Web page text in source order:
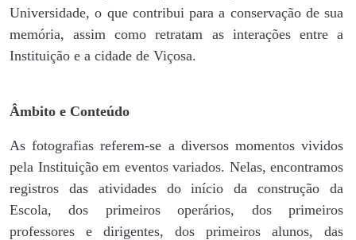
Universidade, o que contribui para a conservação de sua
memória, assim como retratam as interações entre a
Instituição e a cidade de Viçosa.
Âmbito e Conteúdo
As fotografias referem-se a diversos momentos vividos
pela Instituição em eventos variados. Nelas, encontramos
registros das atividades do início da construção da
Escola, dos primeiros operários, dos primeiros
professores e dirigentes, ​dos primeiros alunos, das